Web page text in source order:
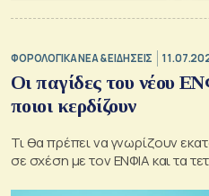
ΦΟΡΟΛΟΓΙΚΑ ΝΕΑ & EΙΔΗΣΕΙΣ
Οι παγίδες του νέου
ποιοι κερδίζουν
Τι θα πρέπει να γνωρίζουν
σε σχέση με τον ΕΝΦΙΑ και τα